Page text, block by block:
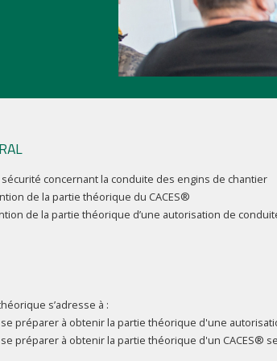
concernant la conduite des engins de chantier
de la partie théorique du CACES®
de la partie théorique d’une autorisation de
s’adresse à :
préparer à obtenir la partie théorique d'une
préparer à obtenir la partie théorique d'un CACES®